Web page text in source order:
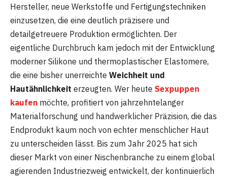
Hersteller, neue Werkstoffe und Fertigungstechniken
einzusetzen, die eine deutlich präzisere und
detailgetreuere Produktion ermöglichten. Der
eigentliche Durchbruch kam jedoch mit der Entwicklung
moderner Silikone und thermoplastischer Elastomere,
die eine bisher unerreichte Weichheit und
Hautähnlichkeit erzeugten. Wer heute Sexpuppen
kaufen möchte, profitiert von jahrzehntelanger
Materialforschung und handwerklicher Präzision, die das
Endprodukt kaum noch von echter menschlicher Haut
zu unterscheiden lässt. Bis zum Jahr 2025 hat sich
dieser Markt von einer Nischenbranche zu einem global
agierenden Industriezweig entwickelt, der kontinuierlich